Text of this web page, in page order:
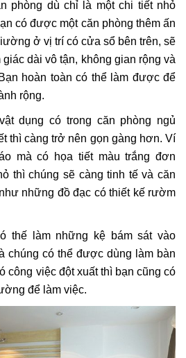
phòng dù chỉ là một chi tiết nhỏ
có được một căn phòng thêm ấn
ở vị trí có cửa sổ bên trên, sẽ
dài vô tận, không gian rộng và
hoàn toàn có thể làm được để
rộng.
dụng có trong căn phòng ngủ
thì càng trở nên gọn gàng hơn. Ví
mà có họa tiết màu trắng đơn
thì chúng sẽ càng tinh tế và căn
những đồ đạc có thiết kế rườm
thế làm những kệ bám sát vào
chúng có thể được dùng làm bàn
công việc đột xuất thì bạn cũng có
để làm việc.